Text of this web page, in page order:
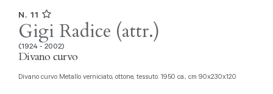
N. 11
Gigi Radice (attr.)
(1924 - 2002)
Divano curvo
Divano curvo Metallo verniciato, ottone, tessuto. 1950 ca., cm 90x230x120